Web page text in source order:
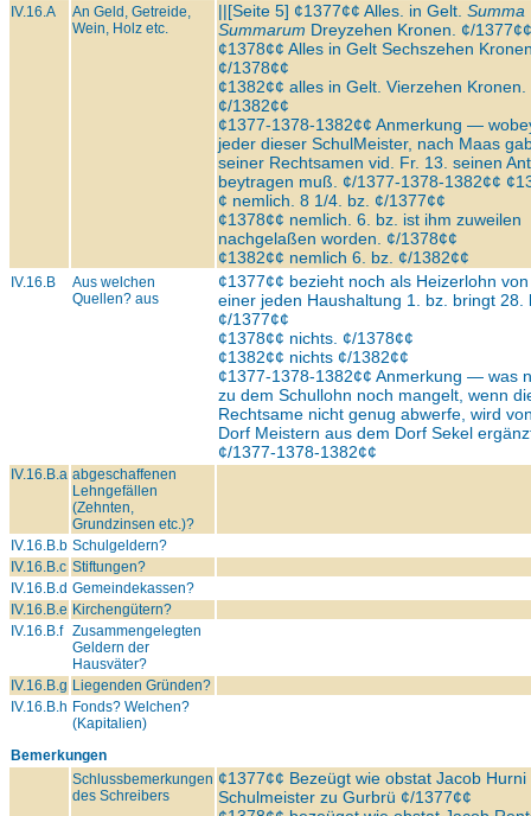
IV.16.A
An Geld, Getreide,
Wein, Holz etc.
||[Seite 5] ¢1377¢¢ Alles. in Gelt. Summa
Summarum Dreyzehen Kronen. ¢/1377¢¢
¢1378¢¢ Alles in Gelt Sechszehen
¢/1378¢¢
¢1382¢¢ alles in Gelt. Vierzehen Kronen.
¢/1382¢¢
¢1377-1378-1382¢¢ Anmerkung —
jeder dieser SchulMeister, nach Maas
seiner Rechtsamen vid. Fr. 13. seinen
beytragen muß. ¢/1377-1378-1382¢¢
¢ nemlich. 8 1/4. bz. ¢/1377¢¢
¢1378¢¢ nemlich. 6. bz. ist ihm zuweilen
nachgelaßen worden. ¢/1378¢¢
¢1382¢¢ nemlich 6. bz. ¢/1382¢¢
IV.16.B
Aus welchen
Quellen? aus
¢1377¢¢ bezieht noch als Heizerlohn von
einer jeden Haushaltung 1. bz. bringt 28.
¢/1377¢¢
¢1378¢¢ nichts. ¢/1378¢¢
¢1382¢¢ nichts ¢/1382¢¢
¢1377-1378-1382¢¢ Anmerkung — was
zu dem Schullohn noch mangelt, wenn
Rechtsame nicht genug abwerfe, wird
Dorf Meistern aus dem Dorf Sekel
¢/1377-1378-1382¢¢
IV.16.B.a abgeschaffenen
Lehngefällen
(Zehnten,
Grundzinsen etc.)?
IV.16.B.b Schulgeldern?
IV.16.B.c Stiftungen?
IV.16.B.d Gemeindekassen?
IV.16.B.e Kirchengütern?
IV.16.B.f Zusammengelegten
Geldern der
Hausväter?
IV.16.B.g Liegenden Gründen?
IV.16.B.h Fonds? Welchen?
(Kapitalien)
Bemerkungen
Schlussbemerkungen
des Schreibers
¢1377¢¢ Bezeügt wie obstat Jacob Hurni
Schulmeister zu Gurbrü ¢/1377¢¢